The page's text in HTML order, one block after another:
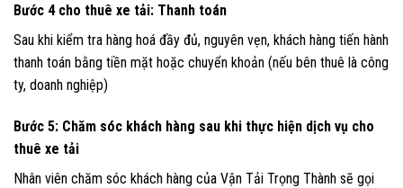
Bước 4 cho thuê xe tải: Thanh toán
Sau khi kiểm tra hàng hoá đầy đủ, nguyên vẹn, khách hàng tiến hành
thanh toán bằng tiền mặt hoặc chuyển khoản (nếu bên thuê là công
ty, doanh nghiệp)
Bước 5: Chăm sóc khách hàng sau khi thực hiện dịch vụ cho
thuê xe tải
Nhân viên chăm sóc khách hàng của Vận Tải Trọng Thành sẽ gọi